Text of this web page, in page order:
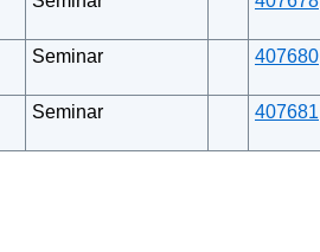
Seminar 407680
Seminar 407681